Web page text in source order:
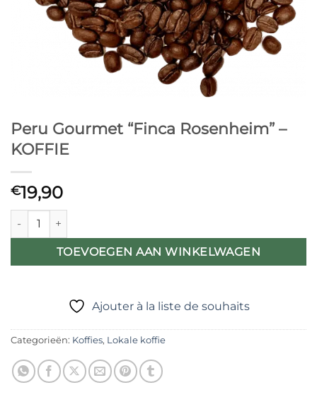
Peru Gourmet “Finca Rosenheim” –
KOFFIE
€19,90
Peru Gourmet "Finca Rosenheim" - KOFFIE aantal
TOEVOEGEN AAN WINKELWAGEN
Ajouter à la liste de souhaits
Categorieën: Koffies, Lokale koffie